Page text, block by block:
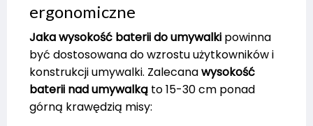
ergonomiczne
Jaka wysokość baterii do umywalki powinna
być dostosowana do wzrostu użytkowników i
konstrukcji umywalki. Zalecanawysokość
baterii nad umywalką to 15-30 cm ponad
górną krawędzią misy: